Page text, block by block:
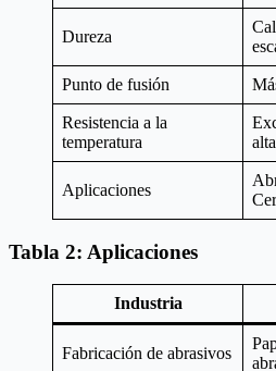
Dureza
Punto de fusión
Resistencia a la
temperatura
Aplicaciones
Tabla 2: Aplicaciones
Industria
Fabricación de abrasivos